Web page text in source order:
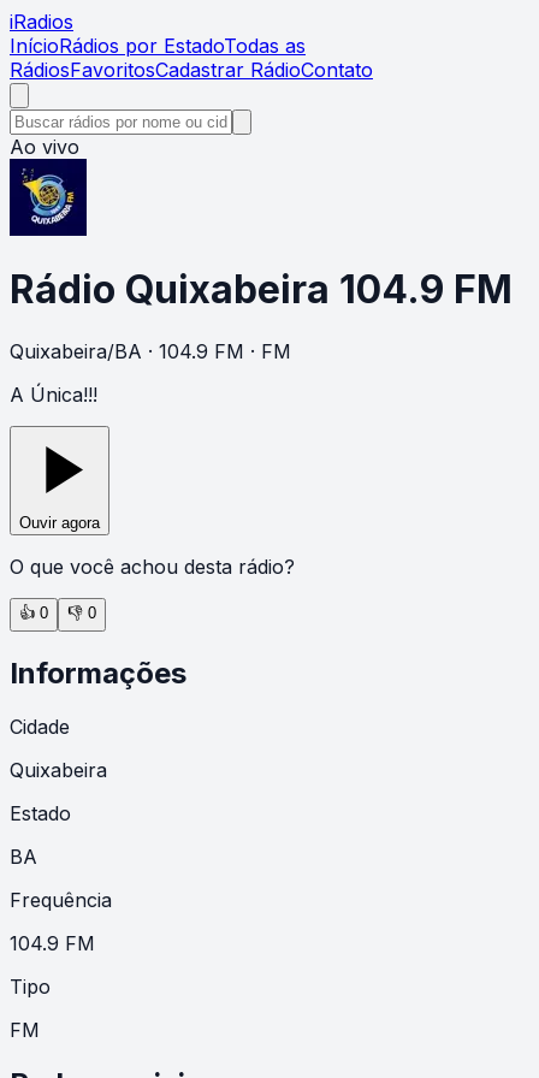
iRadios
InícioRádios por EstadoTodas as
RádiosFavoritosCadastrar RádioContato
Ao vivo
Rádio Quixabeira 104.9 FM
Quixabeira/BA · 104.9 FM · FM
A Única!!!
Ouvir agora
O que você achou desta rádio?
👍 0 👎 0
Informações
Cidade
Quixabeira
Estado
BA
Frequência
104.9 FM
Tipo
FM